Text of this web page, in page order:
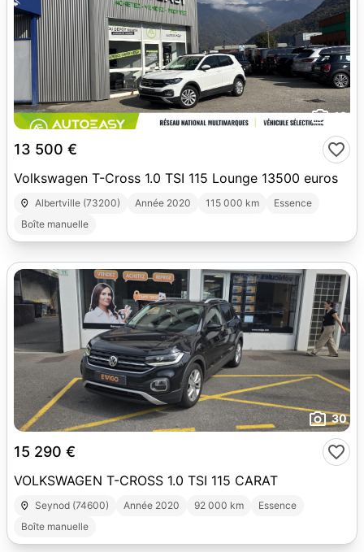
19
13 500 €
Volkswagen T-Cross 1.0 TSI 115 Lounge 13500 euros
Albertville (73200) Année 2020 115 000 km
Essence
Boîte manuelle
30
15 290 €
VOLKSWAGEN T-CROSS 1.0 TSI 115 CARAT
Seynod (74600) Année 2020 92 000 km
Essence
Boîte manuelle